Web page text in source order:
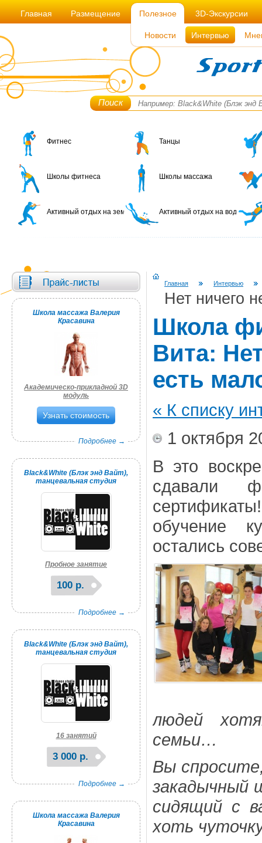
Главная Размещение Полезное
Новости Интервью
3D-Экскурсии
Поиск
Фитнес Танцы
Школы фитнеса Школы массажа
Активный отдых на земле Активный отдых на воде
Школа массажа Валерия
Красавина
Академическо-прикладной 3D
модуль
Узнать стоимость
Подробнее →
Black&White (Блэк энд Вайт),
танцевальная студия
Пробное занятие
100 р.
Подробнее →
Black&White (Блэк энд Вайт),
танцевальная студия
16 занятий
3 000 р.
Подробнее →
Школа массажа Валерия
Красавина
Главная Интервью
Нет ничего
Школа
Вита:
есть
« К списку
1 октября
В это
сдавали
обучение
остались
людей
семьи…
Вы
закадычный
сидящий с
хоть